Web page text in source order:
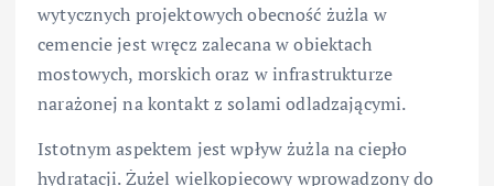
wytycznych projektowych obecność żużla w
cemencie jest wręcz zalecana w obiektach
mostowych, morskich oraz w infrastrukturze
narażonej na kontakt z solami odladzającymi.
Istotnym aspektem jest wpływ żużla na ciepło
hydratacji. Żużel wielkopiecowy wprowadzony do